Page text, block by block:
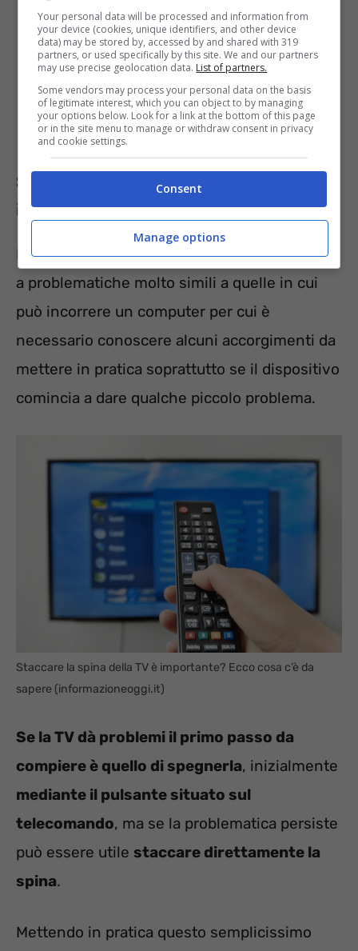
Smart TV ed errori: ecco perché è
importante tirare la spina ogni tanto
Le Smart TV possono dunque andare incontro
a problematiche molto simili a quelle in cui
può incorrere un computer per cui è
necessario conoscere alcuni accorgimenti da
mettere in pratica soprattutto se il dispositivo
comincia a dare qualche piccolo problema.
Staccare la spina della TV è importante? Ecco cosa c’è da
sapere (informazioneoggi.it)
Se la TV dà problemi il primo passo da
compiere è quello di spegnerla, inizialmente
mediante il pulsante situato sul
telecomando, ma se la problematica persiste
può essere utile staccare direttamente la
spina.
Mettendo in pratica questo semplicissimo
Your personal data will be processed and information from
your device (cookies, unique identifiers, and other device
data) may be stored by, accessed by and shared with 319
partners, or used specifically by this site. We and our partners
may use precise geolocation data. List of partners.
Some vendors may process your personal data on the basis
of legitimate interest, which you can object to by managing
your options below. Look for a link at the bottom of this page
or in the site menu to manage or withdraw consent in privacy
and cookie settings.
Consent
Manage options